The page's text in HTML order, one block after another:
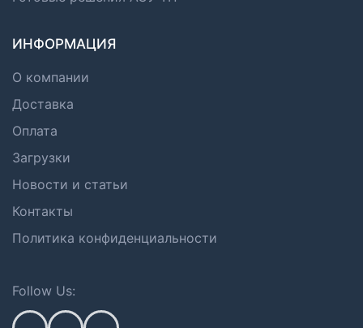
ИНФОРМАЦИЯ
О компании
Доставка
Оплата
Загрузки
Новости и статьи
Контакты
Политика конфиденциальности
Follow Us: